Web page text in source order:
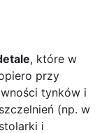
, które w
przy
tynków i
(np. w
i